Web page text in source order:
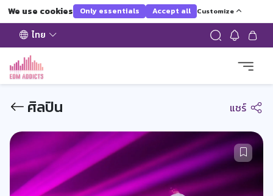
We use cookies Only essentials Accept all Customize
ไทย
ศิลปิน แชร์